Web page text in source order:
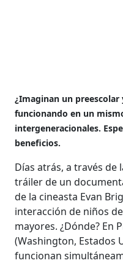
¿Imaginan un preescolar
funcionando en un
intergeneracionales.
beneficios.
Días atrás, a través de
tráiler de un
de la cineasta Evan
interacción de niños
mayores. ¿Dónde? En
(Washington, Estados
funcionan